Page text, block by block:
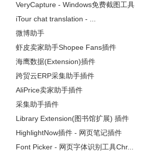
VeryCapture - Windows免费截图工具
iTour chat translation - ...
微博助手
虾皮卖家助手Shopee Fans插件
海鹰数据(Extension)插件
跨贸云ERP采集助手插件
AliPrice卖家助手插件
采集助手插件
Library Extension(图书馆扩展) 插件
HighlightNow插件 - 网页笔记插件
Font Picker - 网页字体识别工具Chr...